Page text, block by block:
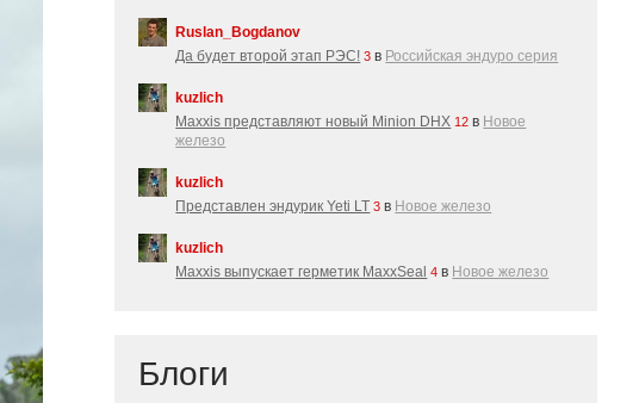
Ruslan_Bogdanov
Да будет второй этап РЭС! 3 в Российская эндуро серия
kuzlich
Maxxis представляют новый Minion DHX 12 в Новое
железо
kuzlich
Представлен эндурик Yeti LT 3 в Новое железо
kuzlich
Maxxis выпускает герметик MaxxSeal 4 в Новое железо
Блоги